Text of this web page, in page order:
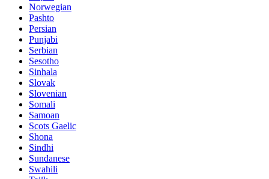
Norwegian
Pashto
Persian
Punjabi
Serbian
Sesotho
Sinhala
Slovak
Slovenian
Somali
Samoan
Scots Gaelic
Shona
Sindhi
Sundanese
Swahili